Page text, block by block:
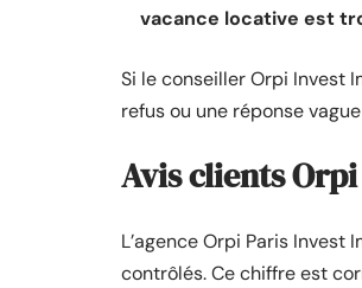
vacance locative est
Si le conseiller Orpi Invest
refus ou une réponse
Avis clients
L’agence Orpi Paris
contrôlés. Ce chiffre est